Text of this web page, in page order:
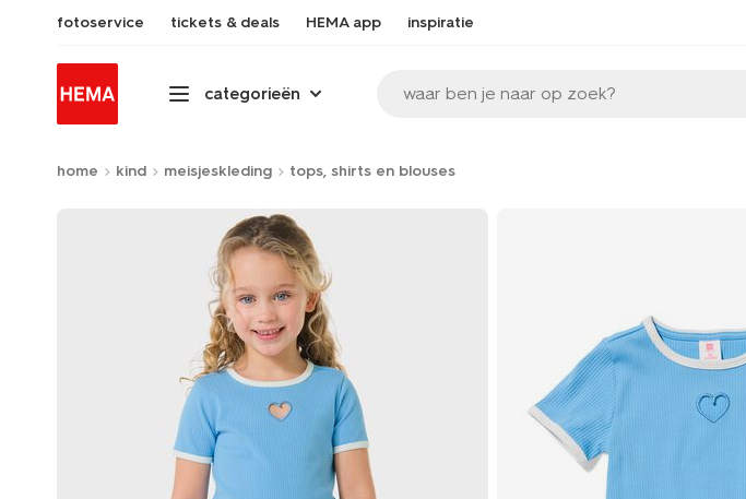
fotoservice tickets & deals HEMA app inspiratie
categorieën waar ben je naar op zoek?
home kind meisjeskleding tops, shirts en blouses